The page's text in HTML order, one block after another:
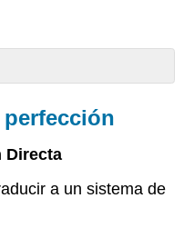
perfección
Directa
a un sistema de